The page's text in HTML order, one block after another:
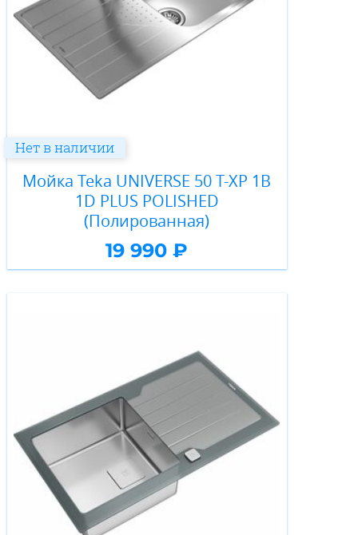
Мойка Teka UNIVERSE 50 T-XP 1B
1D PLUS POLISHED
(Полированная)
19 990 ₽
Нет в наличии